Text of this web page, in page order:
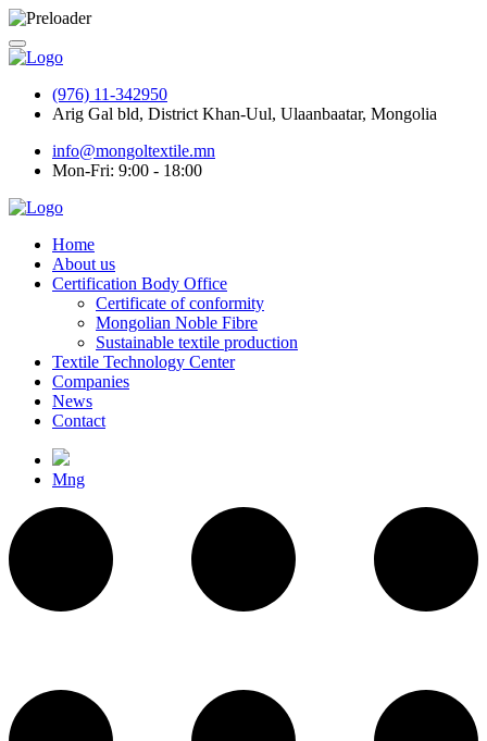
(976) 11-342950
Arig Gal bld, District Khan-Uul, Ulaanbaatar, Mongolia
info@mongoltextile.mn
Mon-Fri: 9:00 - 18:00
Home
About us
Certification Body Office
Certificate of conformity
Mongolian Noble Fibre
Sustainable textile production
Textile Technology Center
Companies
News
Contact
Mng